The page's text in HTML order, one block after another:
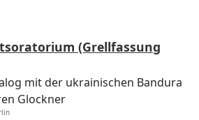
(Grellfassung
mit der ukrainischen Bandura
Glockner